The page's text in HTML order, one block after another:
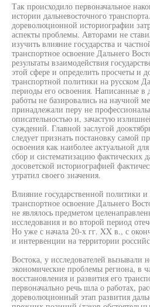
Так происходило первоначальное
истории дальневосточного
дореволюционной историографии
аспекты проблемы. Авторами не
изучить влияние государства и
транспортное освоение Дальнего
результаты взаимодействия
этой сфере и определить просчеты и
транспортной политики на русском
периоды его освоения. Написанные в
работы не базировались на научной
принадлежали перу не
описательностью и, зачастую
суждений. Главной заслугой
следует признать постановку самой
освоения как наиболее актуальной
сбор и систематизацию
досоветской историографией
утратил своего значения.
Влияние государственной политики
транспортное освоение Дальнего
не являлось предметом
исследования и во второй период
Но уже с начала 20-х гг. XX в., с
и интервенции на территории
Востока, у исследователей вызывали
экономические проблемы региона, в
восстановления и развития его
первоначально речь шла о работах,
дореволюционный этап развития